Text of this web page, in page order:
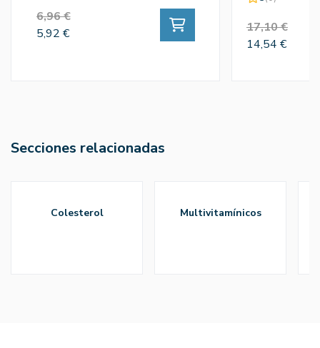
6,96 €
5,92 €
17,10 €
14,54 €
Secciones relacionadas
colesterol multivitamínicos